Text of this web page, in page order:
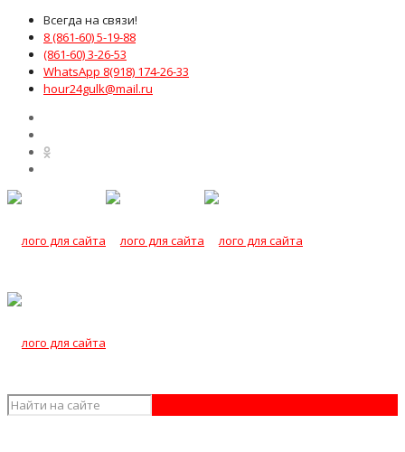
Всегда на связи!
8 (861-60) 5-19-88
(861-60) 3-26-53
WhatsApp 8(918) 174-26-33
hour24gulk@mail.ru